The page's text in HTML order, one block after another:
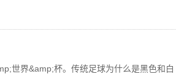
世界&amp;杯。传统足球为什么是黑色和白